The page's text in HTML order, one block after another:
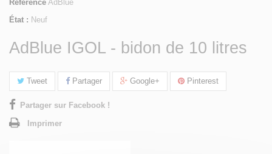
Référence AdBlue
État : Neuf
AdBlue IGOL - bidon de 10 litres
Tweet Partager Google+ Pinterest
Partager sur Facebook !
Imprimer